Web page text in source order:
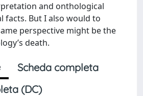
and onthological
facts. But I also would to
perspective might be the
death.
Scheda completa
(DC)